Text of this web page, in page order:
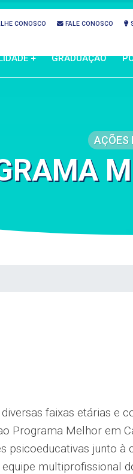
CONOSCO FALE CONOSCO
+ GRADUAÇÃO
AÇÕES
faixas etárias e
Programa Melhor em
psicoeducativas junto
multiprofissional